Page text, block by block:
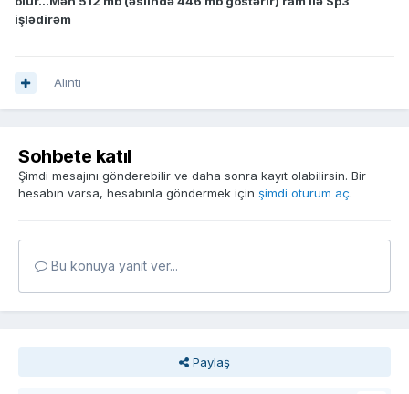
işlədirəm
Alıntı
Sohbete katıl
Şimdi mesajını gönderebilir ve daha sonra kayıt olabilirsin. Bir
hesabın varsa, hesabınla göndermek için şimdi oturum aç.
Bu konuya yanıt ver...
Paylaş